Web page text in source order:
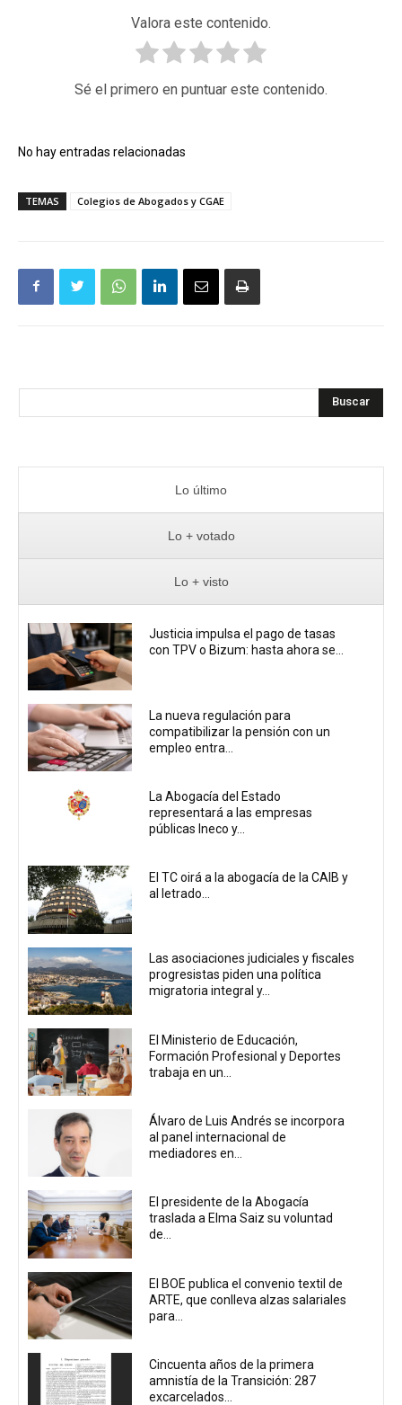
Valora este contenido.
Sé el primero en puntuar este contenido.
No hay entradas relacionadas
TEMAS Colegios de Abogados y CGAE
Buscar
Lo último
Lo + votado
Lo + visto
Justicia impulsa el pago de tasas
con TPV o Bizum: hasta ahora se...
La nueva regulación para
compatibilizar la pensión con un
empleo entra...
La Abogacía del Estado
representará a las empresas
públicas Ineco y...
El TC oirá a la abogacía de la CAIB y
al letrado...
Las asociaciones judiciales y fiscales
progresistas piden una política
migratoria integral y...
El Ministerio de Educación,
Formación Profesional y Deportes
trabaja en un...
Álvaro de Luis Andrés se incorpora
al panel internacional de
mediadores en...
El presidente de la Abogacía
traslada a Elma Saiz su voluntad
de...
El BOE publica el convenio textil de
ARTE, que conlleva alzas salariales
para...
Cincuenta años de la primera
amnistía de la Transición: 287
excarcelados...